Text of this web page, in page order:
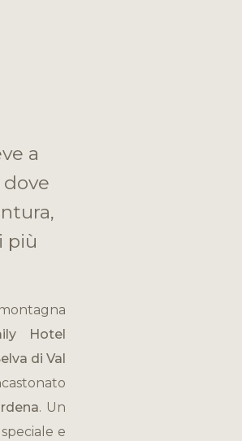
a
dove
più
Hotel
di Val
. Un
e